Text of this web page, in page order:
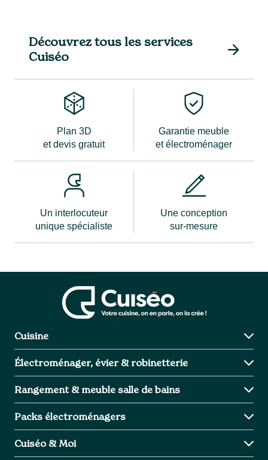
Découvrez tous les services
Cuiséo
Plan 3D
et devis gratuit
Garantie meuble
et électroménager
Un interlocuteur
unique spécialiste
Une conception
sur-mesure
Cuisine
Charme
Design
Intemporel
Électroménager, évier & robinetterie
Aspiration
Lavage intégrable
Packs électroménagers
Rangement & meuble salle de bains
Packs électroménagers
Inspiration
Cuiséo & Moi